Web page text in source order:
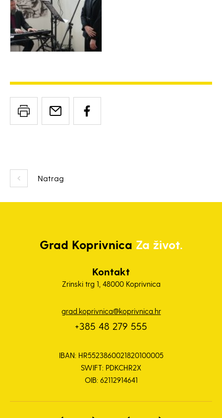
Natrag
Grad Koprivnica Za život.
Kontakt
Zrinski trg 1, 48000 Koprivnica
grad.koprivnica@koprivnica.hr
+385 48 279 555
IBAN: HR5523860021820100005
SWIFT: PDKCHR2X
OIB: 62112914641